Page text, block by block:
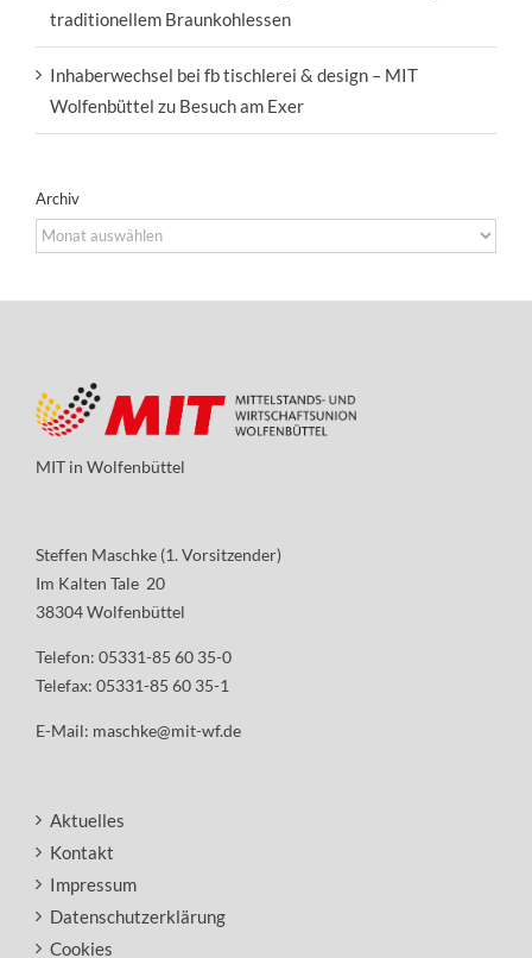
traditionellem Braunkohlessen
Inhaberwechsel bei fb tischlerei & design – MIT
Wolfenbüttel zu Besuch am Exer
Archiv
Archiv
MIT in Wolfenbüttel
Steffen Maschke (1. Vorsitzender)
Im Kalten Tale 20
38304 Wolfenbüttel
Telefon: 05331-85 60 35-0
Telefax: 05331-85 60 35-1
E-Mail: maschke@mit-wf.de
Aktuelles
Kontakt
Impressum
Datenschutzerklärung
Cookies